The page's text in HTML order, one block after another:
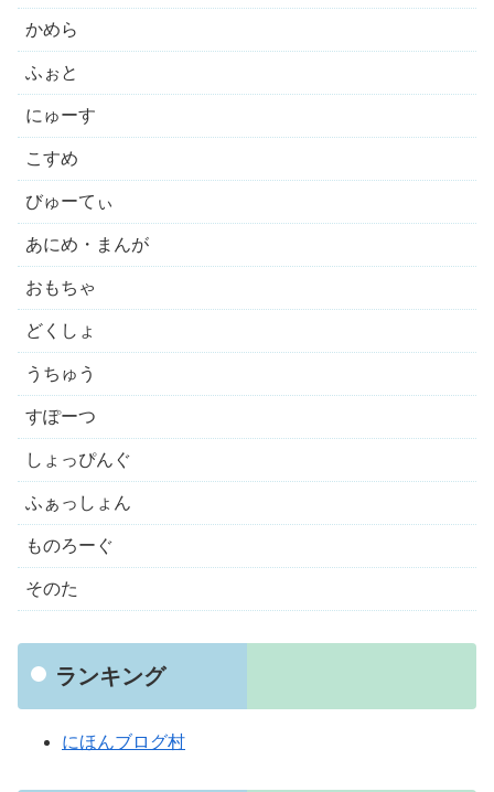
かめら
ふぉと
にゅーす
こすめ
びゅーてぃ
あにめ・まんが
おもちゃ
どくしょ
うちゅう
すぽーつ
しょっぴんぐ
ふぁっしょん
ものろーぐ
そのた
ランキング
にほんブログ村